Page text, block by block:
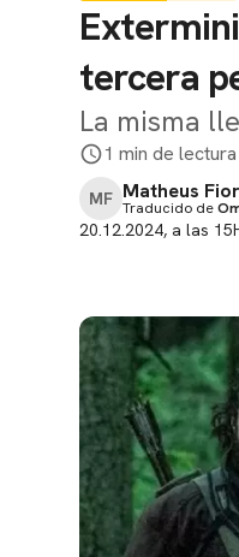
tercera
La misma
1 min de lectura
MF Matheus
Traducido de
20.12.2024, a las